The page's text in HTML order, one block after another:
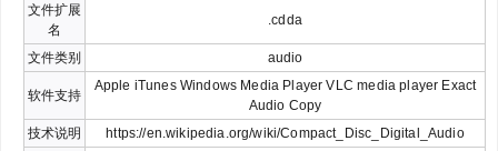
文件扩展
名
.cdda
文件类别 audio
软件支持
Apple iTunes Windows Media Player VLC media player Exact
Audio Copy
技术说明
https://en.wikipedia.org/wiki/Compact_Disc_Digital_Audio